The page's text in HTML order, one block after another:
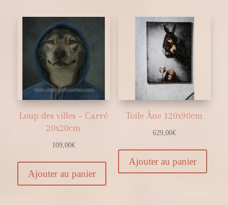
Loup des villes – Carré
20x20cm
109,00€
Ajouter au panier
Toile Âne 120x90cm
629,00€
Ajouter au panier